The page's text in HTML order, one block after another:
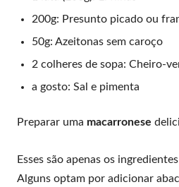
200g: Presunto picado ou
50g: Azeitonas sem caroço
2 colheres de sopa: Cheiro-
a gosto: Sal e pimenta
Preparar uma macarronese
Esses são apenas os
Alguns optam por adicionar